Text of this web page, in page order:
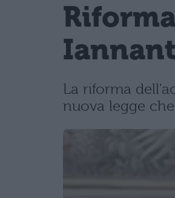
La riforma
nuova legge